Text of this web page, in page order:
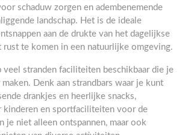
schaduw zorgen en adembenemende
landschap. Het is de ideale
aan de drukte van het dagelijkse
rust te komen in een natuurlijke omgeving.
veel stranden faciliteiten beschikbaar die je
maken. Denk aan strandbars waar je kunt
drankjes en heerlijke snacks,
en sportfaciliteiten voor de
je niet alleen ontspannen, maar ook